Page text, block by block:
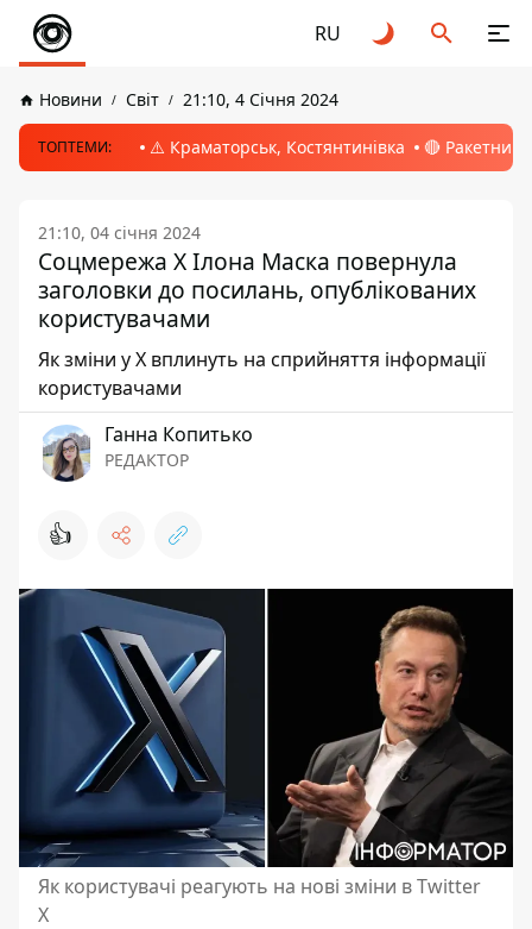
RU
Новини Світ 21:10, 4 Січня 2024
ТОПТЕМИ: ⚠️ Краматорськ, Костянтинівка 🔴 Ракетний
21:10, 04 січня 2024
Соцмережа X Ілона Маска повернула
заголовки до посилань, опублікованих
користувачами
Як зміни у X вплинуть на сприйняття інформації
користувачами
Ганна Копитько
РЕДАКТОР
👍
Як користувачі реагують на нові зміни в Twitter
X